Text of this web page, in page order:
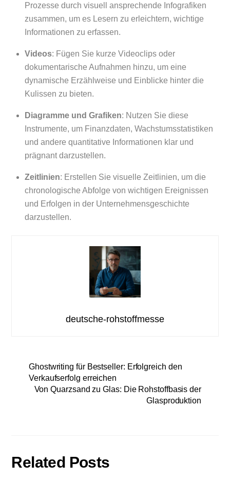
Prozesse durch visuell ansprechende Infografiken
zusammen, um es Lesern zu erleichtern, wichtige
Informationen zu erfassen.
Videos: Fügen Sie kurze Videoclips oder
dokumentarische Aufnahmen hinzu, um eine
dynamische Erzählweise und Einblicke hinter die
Kulissen zu bieten.
Diagramme und Grafiken: Nutzen Sie diese
Instrumente, um Finanzdaten, Wachstumsstatistiken
und andere quantitative Informationen klar und
prägnant darzustellen.
Zeitlinien: Erstellen Sie visuelle Zeitlinien, um die
chronologische Abfolge von wichtigen Ereignissen
und Erfolgen in der Unternehmensgeschichte
darzustellen.
deutsche-rohstoffmesse
Ghostwriting für Bestseller: Erfolgreich den
Verkaufserfolg erreichen
Von Quarzsand zu Glas: Die Rohstoffbasis der
Glasproduktion
Related Posts